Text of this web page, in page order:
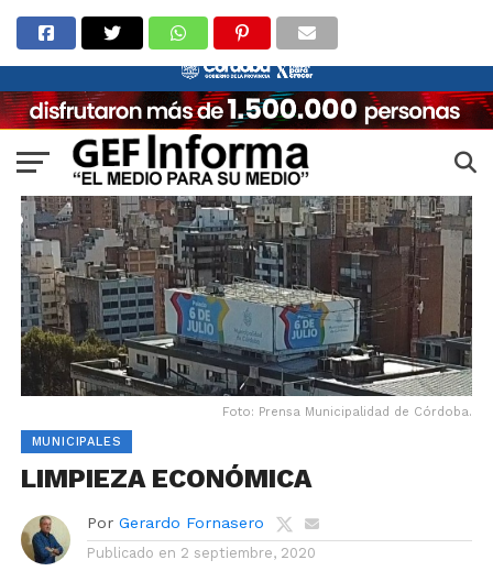
Foto: Prensa Municipalidad de Córdoba.
MUNICIPALES
LIMPIEZA ECONÓMICA
Por Gerardo Fornasero
Publicado en 2 septiembre, 2020